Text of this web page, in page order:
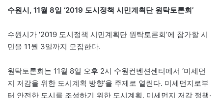
수원시, 11월 8일 ‘2019 도시정책 시민계획단 원탁토론회’
수원시가 ‘2019 도시정책 시민계획단 원탁토론회’에 참가할 시
민을 11월 3일까지 모집한다.
원탁토론회는 11월 8일 오후 2시 수원컨벤션센터에서 ‘미세먼
지 저감을 위한 도시계획 방향’을 주제로 열린다. 미세먼지로부
터 안전한 도시를 조성하기 위한 도시계획, 미세먼지 저감 정책·